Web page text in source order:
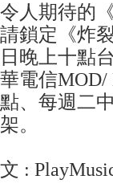
令人期待的
請鎖定《炸
日晚上十點
華電信MOD/
點、每週二
架。
文 :